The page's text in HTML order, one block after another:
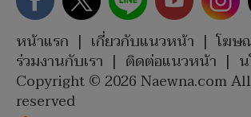
หน้าแรก | เกี่ยวกับแนวหน้า | โฆษ
ร่วมงานกับเรา | ติดต่อแนวหน้า |
Copyright © 2026 Naewna.com
reserved